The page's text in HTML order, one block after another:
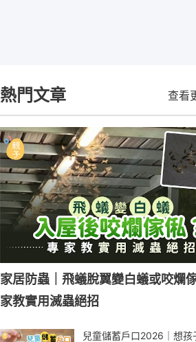
熱門文章 查看
家居防蟲｜飛蟻脫翼變白蟻或咬
家教實用滅蟲絕招
兒童儲蓄戶口2026｜想孩